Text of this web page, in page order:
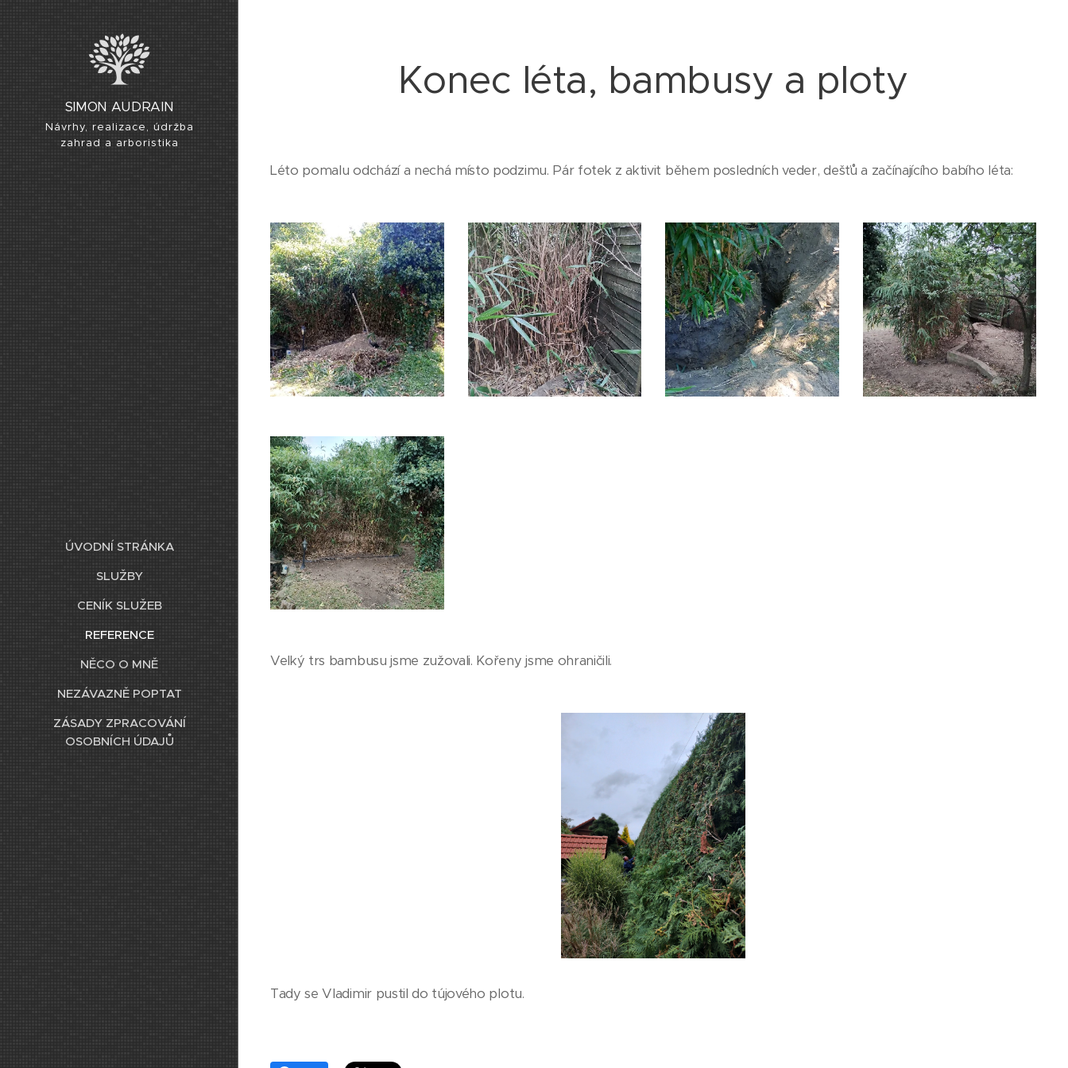
SIMON AUDRAIN
Návrhy, realizace, údržba
zahrad a arboristika
ÚVODNÍ STRÁNKA
SLUŽBY
CENÍK SLUŽEB
REFERENCE
NĚCO O MNĚ
NEZÁVAZNĚ POPTAT
ZÁSADY ZPRACOVÁNÍ
OSOBNÍCH ÚDAJŮ
Konec léta, bambusy a ploty
Léto pomalu odchází a nechá místo podzimu. Pár fotek z aktivit během posledních veder, dešťů a začínajícího babího léta:
Velký trs bambusu jsme zužovali. Kořeny jsme ohraničili.
Tady se Vladimir pustil do tújového plotu.